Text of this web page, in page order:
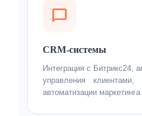
CRM-системы
Интеграция с Битрикс24,
управления
автоматизации маркетинга